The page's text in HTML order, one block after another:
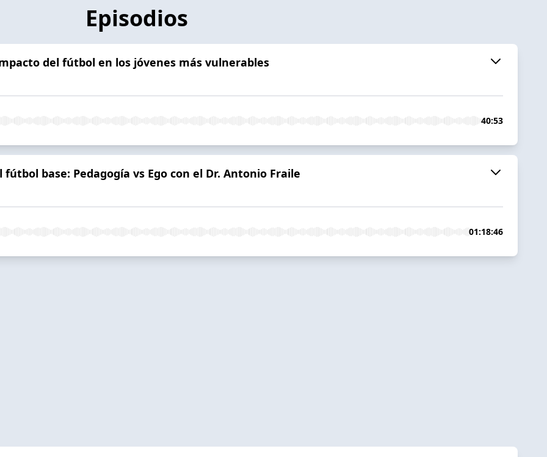
Episodios
del fútbol en los jóvenes más vulnerables
40:53
base: Pedagogía vs Ego con el Dr. Antonio Fraile
01:18:46